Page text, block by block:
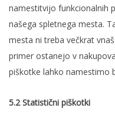
namestitvijo funkcionalnih
našega spletnega mesta.
mesta ni treba večkrat
primer ostanejo v
piškotke lahko namestimo
5.2 Statistični piškotki